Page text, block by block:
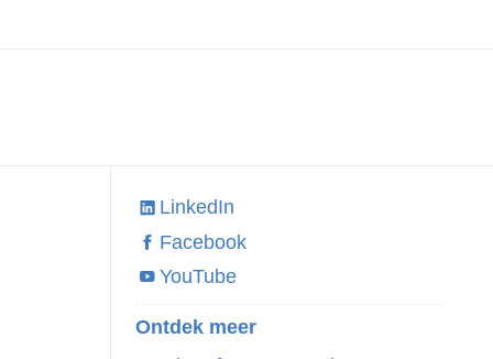
LinkedIn
Facebook
YouTube
Ontdek meer